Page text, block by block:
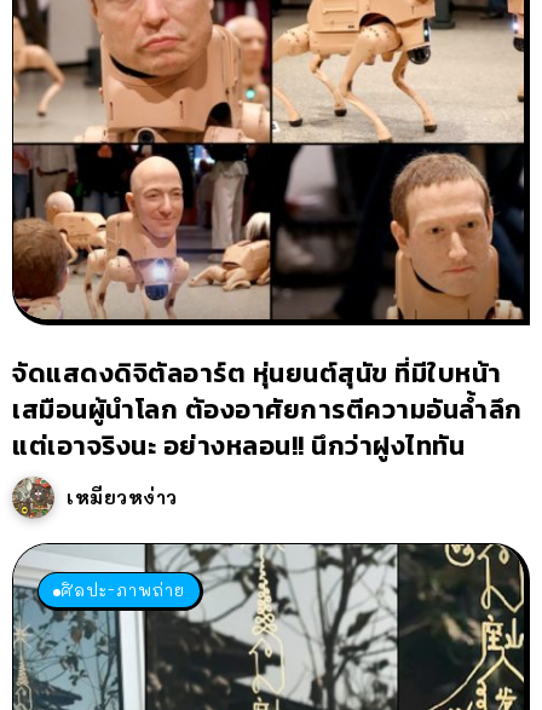
จัดแสดงดิจิตัลอาร์ต หุ่นยนต์สุนัข ที่มีใบหน้า
เสมือนผู้นำโลก ต้องอาศัยการตีความอันล้ำลึก
แต่เอาจริงนะ อย่างหลอน!! นึกว่าฝูงไททัน
เหมียวหง่าว
ศิลปะ-ภาพถ่าย